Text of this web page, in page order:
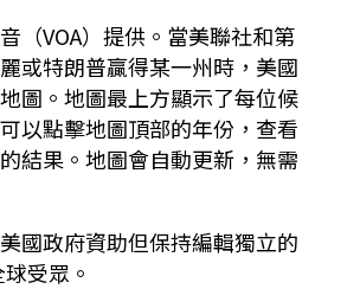
（VOA）提供。當美聯社和第
或特朗普贏得某一州時，美國
圖。地圖最上方顯示了每位候
以點擊地圖頂部的年份，查看
結果。地圖會自動更新，無需
國政府資助但保持編輯獨立的
受眾。